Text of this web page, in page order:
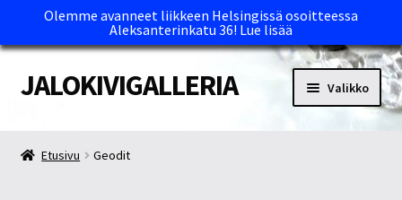
Olemme avanneet liikkeen Helsingissä osoitteessa
Aleksanterinkatu 36! Lue lisää
Siirry
navigointiin
Siirry
sisältöön
JALOKIVIGALLERIA Valikko
Etusivu Geodit